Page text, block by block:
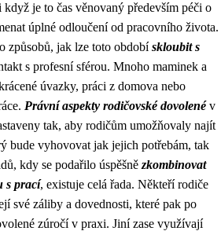
je to čas věnovaný především péči o
úplné odloučení od pracovního života.
způsobů, jak lze toto obdobískloubit s
s profesní sférou. Mnoho maminek a
úvazky, práci z domova nebo
Právní aspekty rodičovské dovolenév
tak, aby rodičům umožňovaly najít
bude vyhovovat jak jejich potřebám, tak
kdy se podařilo úspěšně zkombinovat
s prací, existuje celá řada. Někteří rodiče
své záliby a dovednosti, které pak po
zúročí v praxi. Jiní zase využívají